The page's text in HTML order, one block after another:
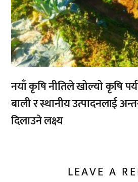
नयाँ कृषि नीतिले खोल्यो कृषि
बाली र स्थानीय उत्पादनलाई
दिलाउने लक्ष्य
LEAVE A